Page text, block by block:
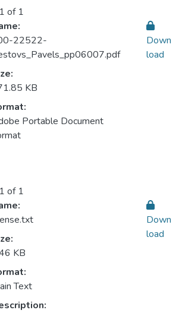
of 1
22522-
KB
Portable Document
Down
load
of 1
KB
Text
Down
load